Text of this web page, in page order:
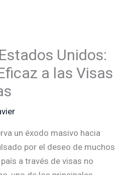
Unidos:
a las Visas
un éxodo masivo hacia
por el deseo de muchos
a través de visas no